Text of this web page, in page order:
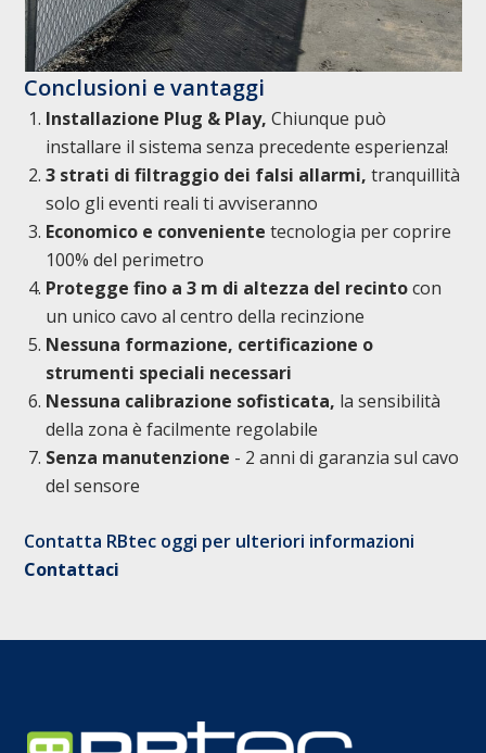
Conclusioni e vantaggi
Installazione Plug & Play, Chiunque può
installare il sistema senza precedente esperienza!
3 strati di filtraggio dei falsi allarmi, tranquillità
solo gli eventi reali ti avviseranno
Economico e convenientetecnologia per coprire
100% del perimetro
Protegge fino a 3 m di altezza del recintocon
un unico cavo al centro della recinzione
Nessuna formazione, certificazione o
strumenti speciali necessari
Nessuna calibrazione sofisticata, la sensibilità
della zona è facilmente regolabile
Senza manutenzione - 2 anni di garanzia sul cavo
del sensore
Contatta RBtec oggi per ulteriori informazioni
Contattaci